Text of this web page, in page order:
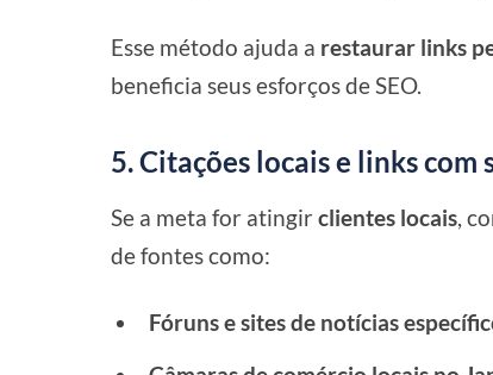
Esse método ajuda a restaurar links
beneficia seus esforços de SEO.
5. Citações locais e links com
Se a meta for atingirclientes locais,
de fontes como:
Fóruns e sites de notícias